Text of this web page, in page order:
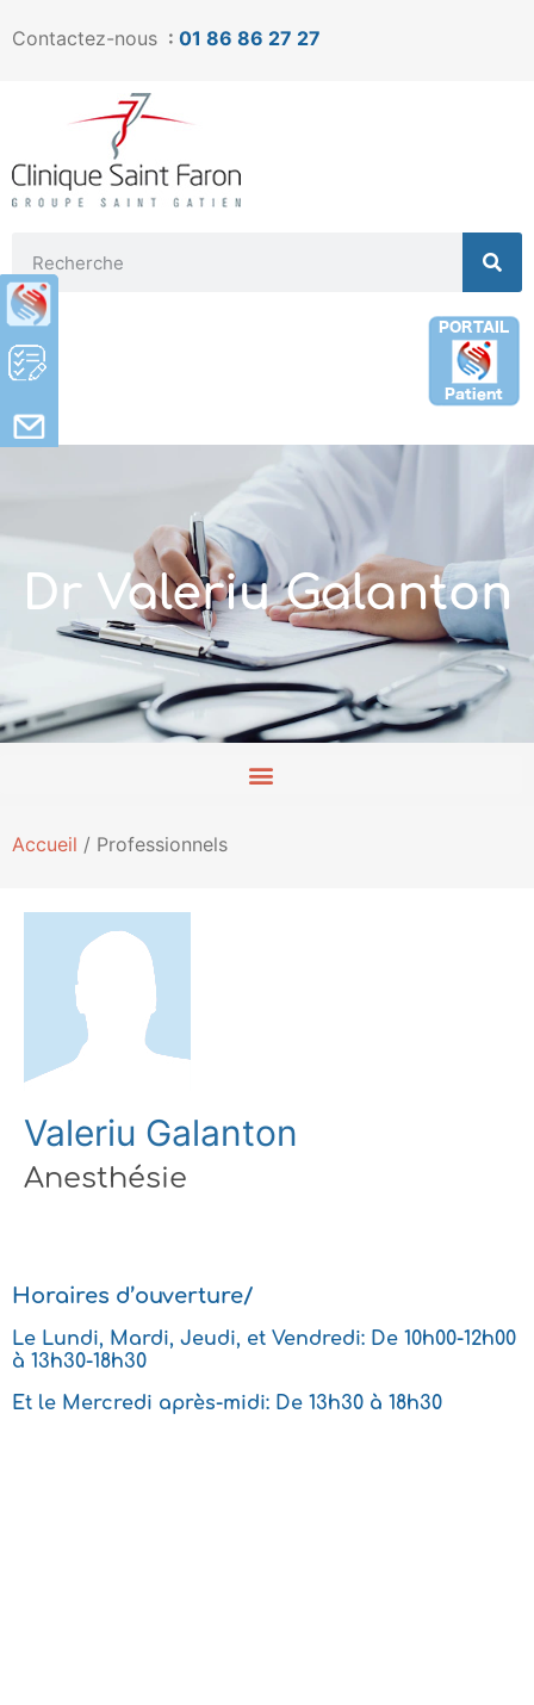
Contactez-nous : 01 86 86 27 27
Dr Valeriu Galanton
Accueil / Professionnels
Valeriu Galanton
Anesthésie
Horaires d’ouverture/
Le Lundi, Mardi, Jeudi, et Vendredi: De 10h00-12h00
à 13h30-18h30
Et le Mercredi après-midi: De 13h30 à 18h30